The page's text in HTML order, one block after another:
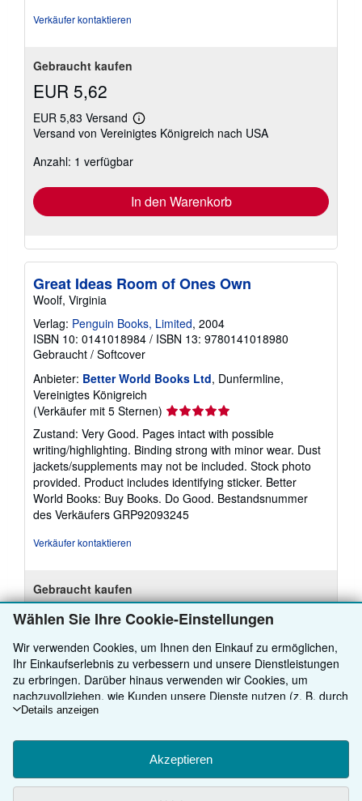
Wählen Sie Ihre Cookie-Einstellungen
Wir verwenden Cookies, um Ihnen den Einkauf zu ermöglichen,
Ihr Einkaufserlebnis zu verbessern und unsere Dienstleistungen
zu erbringen. Darüber hinaus verwenden wir Cookies, um
nachzuvollziehen, wie Kunden unsere Dienste nutzen (z. B. durch
die Erfassung von Website-Besuchen), sodass wir Optimierungen
Cookies von Drittanbietern ein, um in Anzeigen relevante Inhalte
darzustellen und die Effizienz von Anzeigen zu ermitteln. Wählen
Sie „Ablehnen" aus, um abzulehnen, oder „Personalisieren", um
mehr zu erfahren. Sie können Ihre Auswahl jederzeit ändern,
Details anzeigen
Akzeptieren
Verkäufer kontaktieren
Gebraucht kaufen
EUR 5,62
EUR 5,83 Versand
Weitere
Informationen
Versand von Vereinigtes Königreich nach USA
Anzahl: 1 verfügbar
In den Warenkorb
Great Ideas Room of Ones Own
Woolf, Virginia
Verlag: Penguin Books, Limited, 2004
ISBN 10: 0141018984 / ISBN 13: 9780141018980
Gebraucht / Softcover
Anbieter: Better World Books Ltd, Dunfermline,
Vereinigtes Königreich
(Verkäufer mit 5 Sternen) Verkäuferbewertung
von
5
Sternen
Zustand: Very Good. Pages intact with possible
writing/highlighting. Binding strong with minor wear. Dust
jackets/supplements may not be included. Stock photo
provided. Product includes identifying sticker. Better
World Books: Buy Books. Do Good. Bestandsnummer
des Verkäufers GRP92093245
Verkäufer kontaktieren
Gebraucht kaufen
EUR 5,62
EUR 5,83 Versand
Weitere
Informationen
zu
Versandkosten
Versand von Vereinigtes Königreich nach USA
Anzahl: 1 verfügbar